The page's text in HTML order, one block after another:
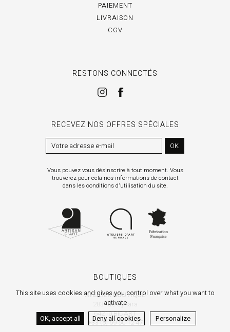
PAIEMENT
LIVRAISON
CGV
RESTONS CONNECTÉS
RECEVEZ NOS OFFRES SPÉCIALES
OK
Vous pouvez vous désinscrire à tout moment. Vous
trouverez pour cela nos informations de contact
dans les conditions d'utilisation du site.
BOUTIQUES
ATELIER BOUTIQUE
283 rue Oyhara
64210 BIDART
+33 (5) 59 50 12 47
This site uses cookies and gives you control over what you want to
activate
OK, accept all
Deny all cookies Personalize